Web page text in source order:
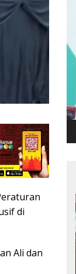
di
Ali dan